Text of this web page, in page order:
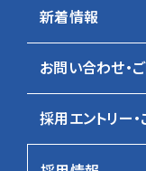
経営理念・企業ビ
荒引線
伸線・他
SDGsへの取り組
企業活動に関す
新着情報
お問い合わせ・
採用エントリー